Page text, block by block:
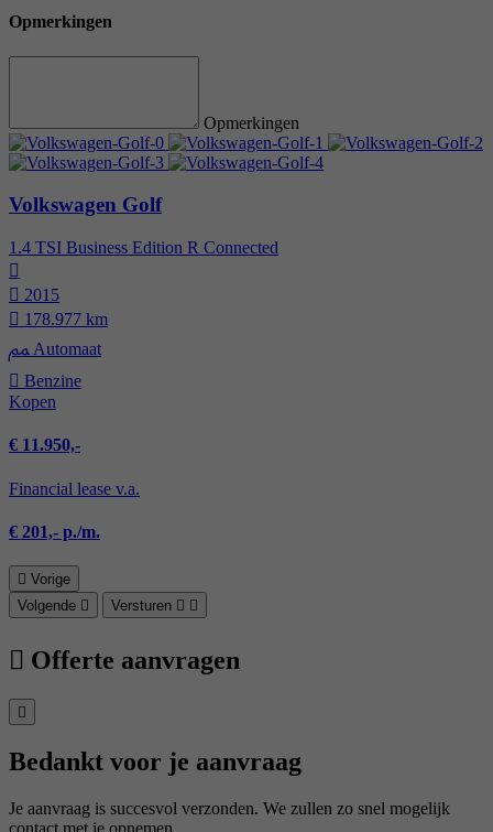
Opmerkingen
Opmerkingen
Volkswagen Golf
1.4 TSI Business Edition R Connected
2015
178.977 km
Automaat
Benzine
Kopen
€ 11.950,-
Financial lease v.a.
€ 201,- p./m.
Vorige
Volgende
Versturen
Offerte aanvragen
Bedankt voor je aanvraag
Je aanvraag is succesvol verzonden. We zullen zo snel mogelijk
contact met je opnemen.